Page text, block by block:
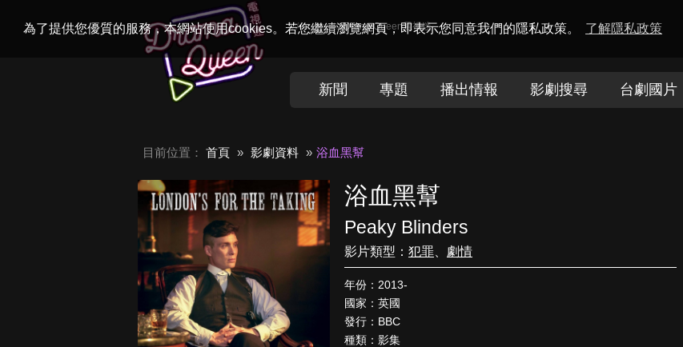
為了提供您優質的服務，本網站使用cookies。若您繼續瀏覽網頁，即表示您同意我們的隱私政策。 了解隱私政策
Welcome toDramaQueen電視迷
新聞 專題 播出情報 影劇搜尋 台劇國片
目前位置： 首頁 影劇資料 浴血黑幫
浴血黑幫
Peaky Blinders
影片類型： 犯罪 劇情
年份：2013-
國家：英國
發行：BBC
種類：影集